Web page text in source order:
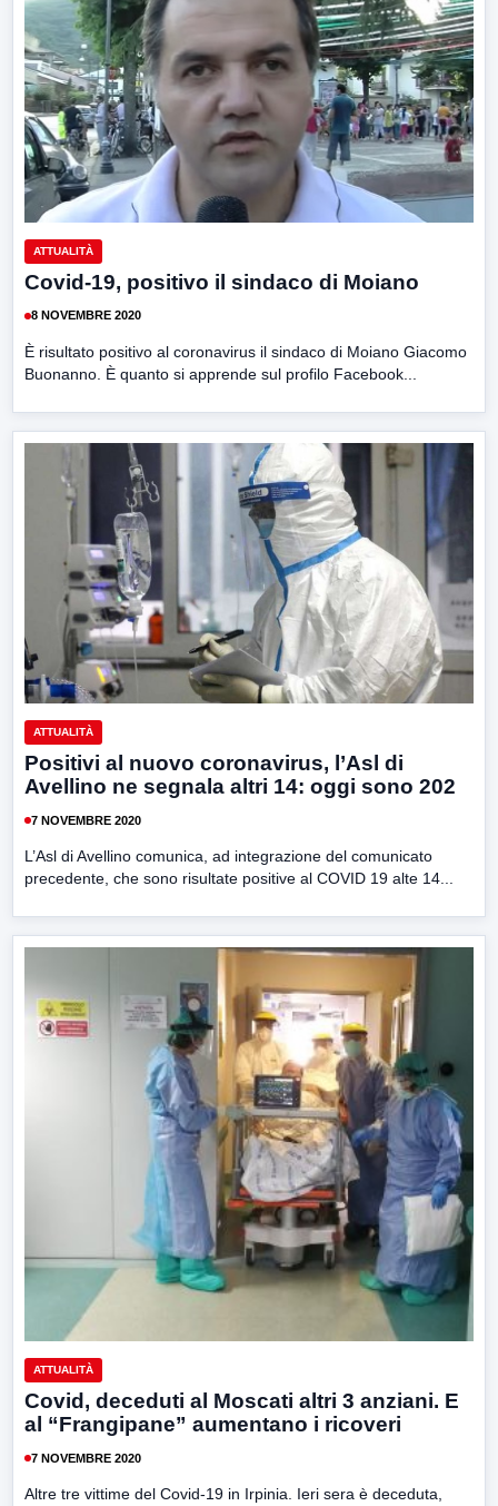
ATTUALITÀ
Covid-19, positivo il sindaco di Moiano
8 NOVEMBRE 2020
È risultato positivo al coronavirus il sindaco di Moiano Giacomo
Buonanno. È quanto si apprende sul profilo Facebook...
ATTUALITÀ
Positivi al nuovo coronavirus, l’Asl di
Avellino ne segnala altri 14: oggi sono 202
7 NOVEMBRE 2020
L’Asl di Avellino comunica, ad integrazione del comunicato
precedente, che sono risultate positive al COVID 19 alte 14...
ATTUALITÀ
Covid, deceduti al Moscati altri 3 anziani. E
al “Frangipane” aumentano i ricoveri
7 NOVEMBRE 2020
Altre tre vittime del Covid-19 in Irpinia. Ieri sera è deceduta,